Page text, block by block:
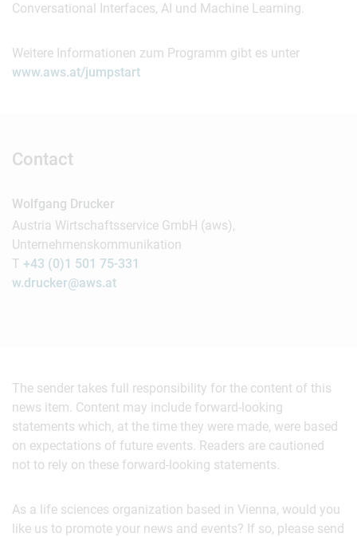
Conversational Interfaces, AI und Machine Learning.
Weitere Informationen zum Programm gibt es unter
www.aws.at/jumpstart
Contact
Wolfgang Drucker
Austria Wirtschaftsservice GmbH (aws),
Unternehmenskommunikation
T +43 (0)1 501 75-331
w.drucker@aws.at
The sender takes full responsibility for the content of this
news item. Content may include forward-looking
statements which, at the time they were made, were based
on expectations of future events. Readers are cautioned
not to rely on these forward-looking statements.
As a life sciences organization based in Vienna, would you
like us to promote your news and events? If so, please send